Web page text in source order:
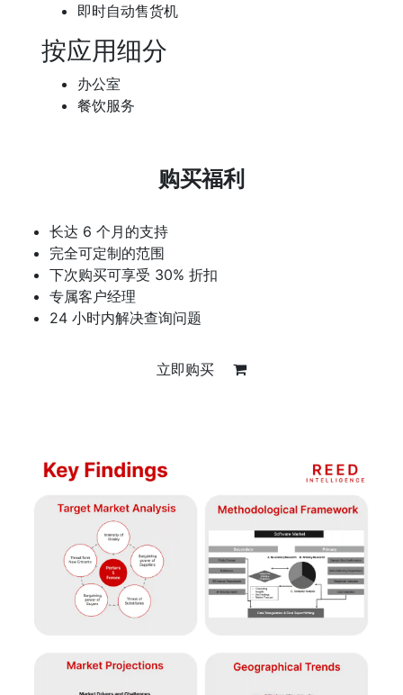
即时自动售货机
按应用细分
办公室
餐饮服务
购买福利
长达 6 个月的支持
完全可定制的范围
下次购买可享受 30% 折扣
专属客户经理
24 小时内解决查询问题
立即购买